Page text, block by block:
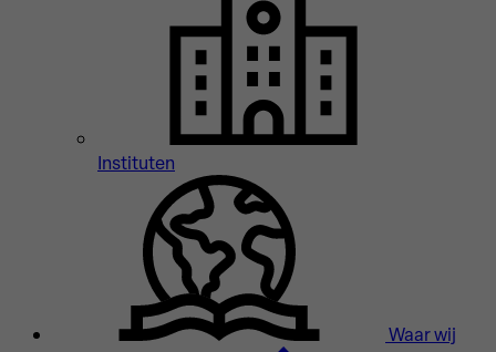
Instituten
Waar wij